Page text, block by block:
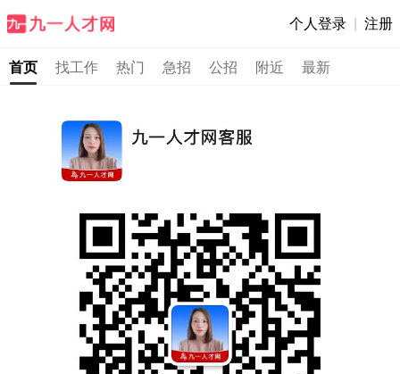
个人登录 | 注册
首页 找工作 热门 急招 公招 附近 最新